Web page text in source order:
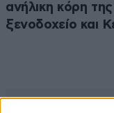
ανήλικη κόρη
ξενοδοχείο και